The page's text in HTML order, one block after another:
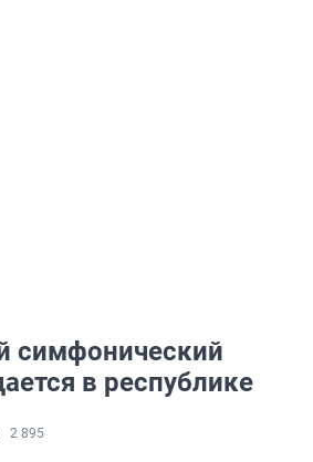
в республике
2 895